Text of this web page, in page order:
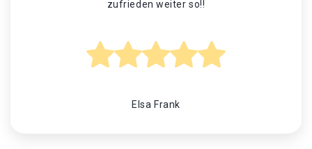
zufrieden weiter so!!
Elsa Frank